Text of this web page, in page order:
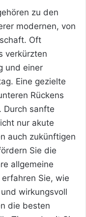
zu den
modernen, von
Oft
verkürzten
und einer
Eine gezielte
Rückens
Durch sanfte
nur akute
auch zukünftigen
Sie die
allgemeine
Sie, wie
wirkungsvoll
die besten